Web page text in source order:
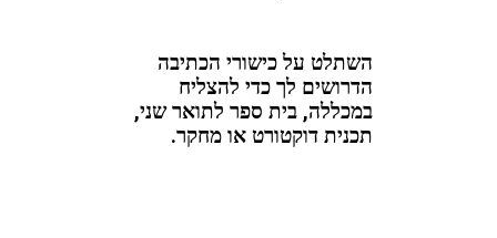
השתלט על כישורי הכתיבה
הדרושים לך כדי להצליח
במכללה, בית ספר לתואר שני,
תכנית דוקטורט או מחקר.